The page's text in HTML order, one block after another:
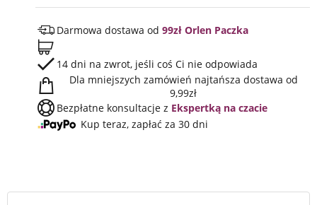
Darmowa dostawa od 99zł Orlen Paczka
14 dni na zwrot, jeśli coś Ci nie odpowiada
Dla mniejszych zamówień najtańsza dostawa od
9,99zł
Bezpłatne konsultacje z Ekspertką na czacie
Kup teraz, zapłać za 30 dni